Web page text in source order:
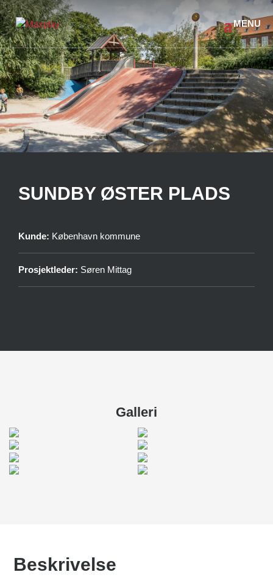
SUNDBY ØSTER PLADS
Kunde: København kommune
Prosjektleder: Søren Mittag
Galleri
Beskrivelse